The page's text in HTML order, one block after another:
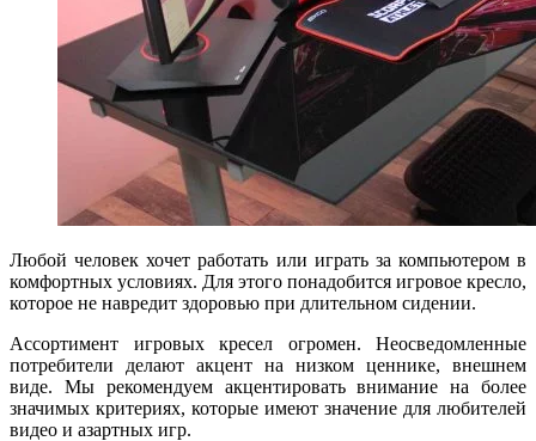
Любой человек хочет работать или играть за компьютером в
комфортных условиях. Для этого понадобится игровое кресло,
которое не навредит здоровью при длительном сидении.
Ассортимент игровых кресел огромен. Неосведомленные
потребители делают акцент на низком ценнике, внешнем
виде. Мы рекомендуем акцентировать внимание на более
значимых критериях, которые имеют значение для любителей
видео и азартных игр.